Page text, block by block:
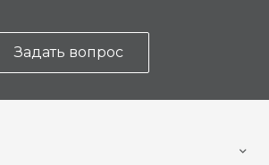
Задать вопрос